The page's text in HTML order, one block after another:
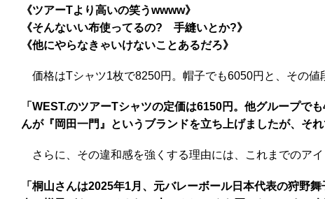
《ツアーTより高いの笑うwwww》
《そんないい布使ってるの? 手縫いとか?》
《他にやらなきゃいけないことあるだろ》
価格はTシャツ1枚で8250円。帽子でも6050円と、その値
「WEST.のツアーTシャツの定価は6150円。他グループ
んが『岡田一門』というブランドを立ち上げましたが、そ
さらに、その違和感を強くする理由には、これまでのア
「桐山さんは2025年1月、元バレーボール日本代表の狩野